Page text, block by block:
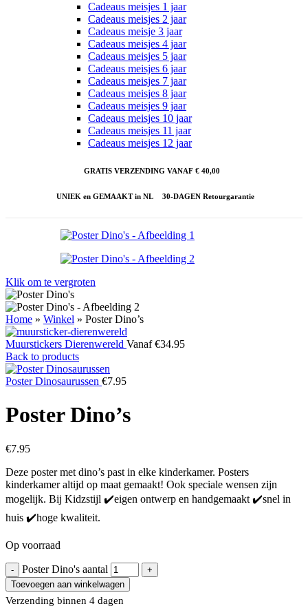
Cadeaus meisjes 1 jaar
Cadeaus meisjes 2 jaar
Cadeaus meisje 3 jaar
Cadeaus meisjes 4 jaar
Cadeaus meisjes 5 jaar
Cadeaus meisjes 6 jaar
Cadeaus meisjes 7 jaar
Cadeaus meisjes 8 jaar
Cadeaus meisjes 9 jaar
Cadeaus meisjes 10 jaar
Cadeaus meisjes 11 jaar
Cadeaus meisjes 12 jaar
GRATIS VERZENDING VANAF € 40,00
UNIEK en GEMAAKT in NL 30-DAGEN Retourgarantie
Klik om te vergroten
Home » Winkel » Poster Dino’s
Muurstickers Dierenwereld Vanaf €34.95
Back to products
Poster Dinosaurussen €7.95
Poster Dino’s
€7.95
Deze poster met dino’s past in elke kinderkamer. Posters
kinderkamer altijd op maat gemaakt! Ook speciale wensen zijn
mogelijk. Bij Kidzstijl ✔️eigen ontwerp en handgemaakt ✔️snel in
huis ✔️hoge kwaliteit.
Op voorraad
Poster Dino's aantal
Toevoegen aan winkelwagen
Verzending binnen 4 dagen